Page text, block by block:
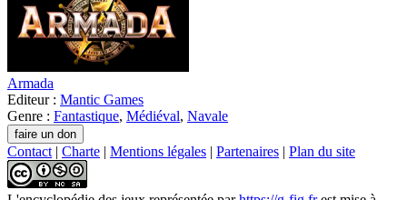
Armada
Editeur : Mantic Games
Genre : Fantastique, Médiéval, Navale
Contact | Charte | Mentions légales | Partenaires | Plan du site